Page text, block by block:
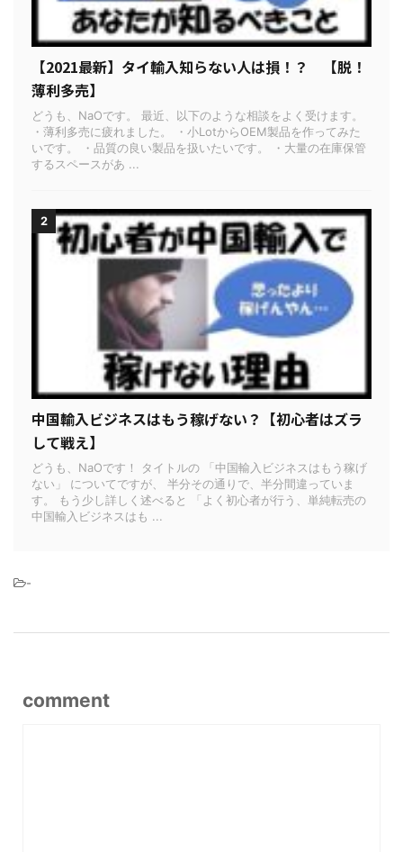
【2021最新】タイ輸入知らない人は損！？ 【脱！
薄利多売】
どうも、NaOです。 最近、以下のような相談をよく受けます。
・薄利多売に疲れました。 ・小LotからOEM製品を作ってみた
いです。 ・品質の良い製品を扱いたいです。 ・大量の在庫保管
するスペースがあ ...
2
中国輸入ビジネスはもう稼げない？【初心者はズラ
して戦え】
どうも、NaOです！ タイトルの 「中国輸入ビジネスはもう稼げ
ない」 についてですが、 半分その通りで、半分間違っていま
す。 もう少し詳しく述べると 「よく初心者が行う、単純転売の
中国輸入ビジネスはも ...
-
comment